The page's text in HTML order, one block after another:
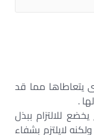
يتعاطاها مما قد
.
للالتزام ببذل
لايلتزم بشفاء